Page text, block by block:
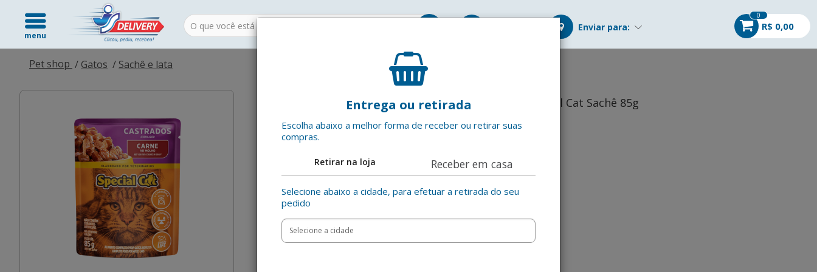
menu
Enviar para:
0
R$ 0,00
Entrega ou retirada
Escolha abaixo a melhor forma de receber ou retirar suas
compras.
Retirar na loja Receber em casa
Selecione abaixo a cidade, para efetuar a retirada do seu
pedido
Pet shop Gatos Sachê e lata
Alimento para Gatos Castrados Carne ao Molho Special Cat Sachê 85g
Add
to
cart
Product
ActionsAdicionar